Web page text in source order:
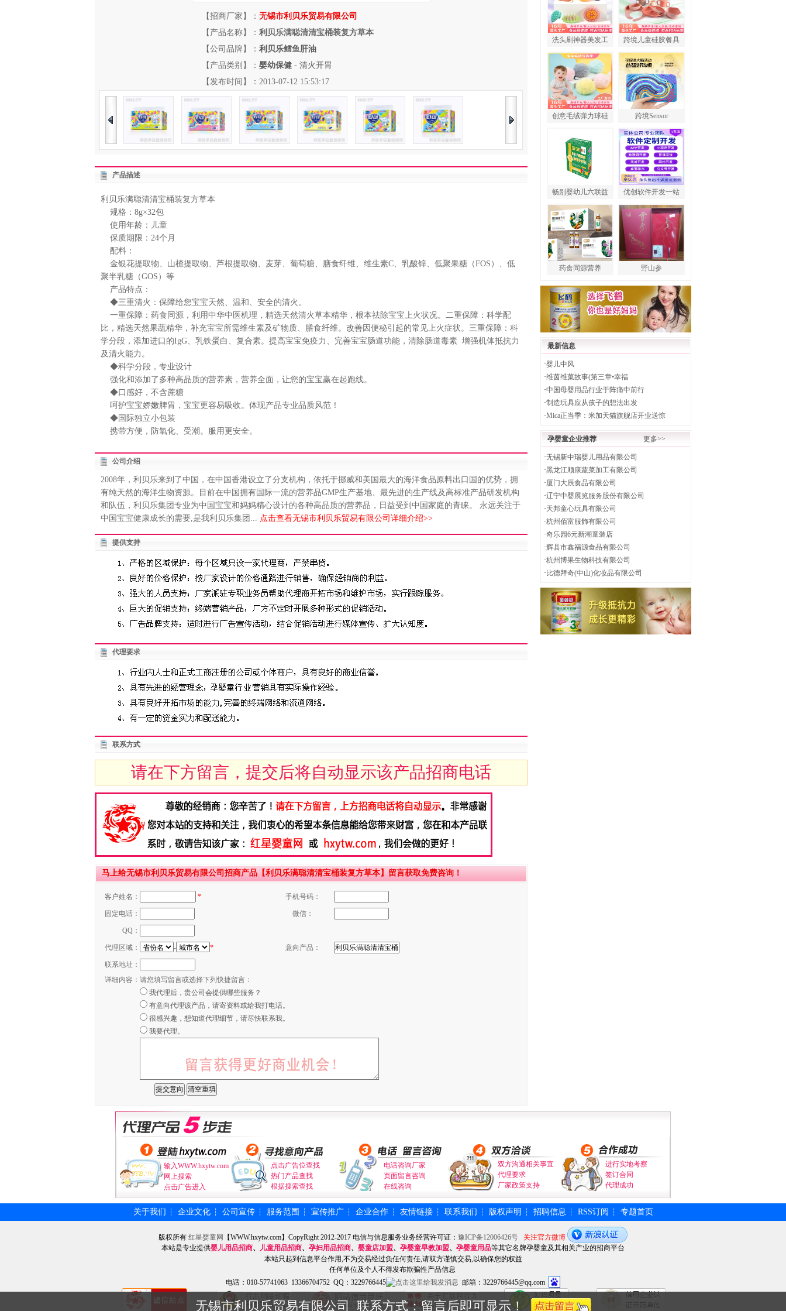
【招商厂家】： 无锡市利贝乐贸易有限公司
【产品名称】： 利贝乐满聪清清宝桶装复方草本
【公司品牌】： 利贝乐鳕鱼肝油
【产品类别】： 婴幼保健 - 清火开胃
【发布时间】：2013-07-12 15:53:17
产品描述
利贝乐满聪清清宝桶装复方草本
规格：8g×32包
使用年龄：儿童
保质期限：24个月
配料：
金银花提取物、山楂提取物、芦根提取物、麦芽、葡萄糖、膳食纤维、维生素C、乳酸锌、低聚果糖（FOS）、低
聚半乳糖（GOS）等
产品特点：
◆三重清火：保障给您宝宝天然、温和、安全的清火。
一重保障：药食同源，利用中华中医机理，精选天然清火草本精华，根本祛除宝宝上火状况。二重保障：科学配
比，精选天然果蔬精华，补充宝宝所需维生素及矿物质、膳食纤维。改善因便秘引起的常见上火症状。三重保障：科
学分段，添加进口的IgG、乳铁蛋白、复合素。提高宝宝免疫力、完善宝宝肠道功能，清除肠道毒素 增强机体抵抗力
及清火能力。
◆科学分段，专业设计
强化和添加了多种高品质的营养素，营养全面，让您的宝宝赢在起跑线。
◆口感好，不含蔗糖
呵护宝宝娇嫩脾胃，宝宝更容易吸收。体现产品专业品质风范！
◆国际独立小包装
携带方便，防氧化、受潮。服用更安全。
公司介绍
2008年，利贝乐来到了中国，在中国香港设立了分支机构，依托于挪威和美国最大的海洋食品原料出口国的优势，拥
有纯天然的海洋生物资源。目前在中国拥有国际一流的营养品GMP生产基地、最先进的生产线及高标准产品研发机构
和队伍，利贝乐集团专业为中国宝宝和妈妈精心设计的各种高品质的营养品，日益受到中国家庭的青睐。 永远关注于
中国宝宝健康成长的需要,是我利贝乐集团... 点击查看无锡市利贝乐贸易有限公司详细介绍>>
提供支持
代理要求
联系方式
请在下方留言，提交后将自动显示该产品招商电话
马上给无锡市利贝乐贸易有限公司招商产品【利贝乐满聪清清宝桶装复方草本】留言获取免费咨询！
客户姓名： * 手机号码：
固定电话： 微信：
QQ：
代理区域： - * 意向产品：
联系地址：
详细内容： 请您填写留言或选择下列快捷留言：
我代理后，贵公司会提供哪些服务？
有意向代理该产品，请寄资料或给我打电话。
很感兴趣，想知道代理细节，请尽快联系我。
我要代理。
洗头刷神器美发工 跨境儿童硅胶餐具
创意毛绒弹力球硅 跨境Sensor
畅别婴幼儿六联益 优创软件开发一站
药食同源营养 野山参
最新信息
·婴儿中风
·维茵维菓故事(第三章•幸福
·中国母婴用品行业于阵痛中前行
·制造玩具应从孩子的想法出发
·Mica正当季：米加天猫旗舰店开业送惊
孕婴童企业推荐 更多>>
·无锡新中瑞婴儿用品有限公司
·黑龙江顺康蔬菜加工有限公司
·厦门大辰食品有限公司
·辽宁中婴展览服务股份有限公司
·天邦童心玩具有限公司
·杭州佰富服飾有限公司
·奇乐园6元新潮童装店
·辉县市鑫福源食品有限公司
·杭州博果生物科技有限公司
· 比德拜奇(中山)化妆品有限公司
输入WWW.hxytw.com
网上搜索
点击广告进入
点击广告位查找
热门产品查找
根据搜索查找
电话咨询厂家
页面留言咨询
在线咨询
双方沟通相关事宜
代理要求
厂家政策支持
进行实地考察
签订合同
代理成功
关于我们 ┆ 企业文化 ┆ 公司宣传 ┆ 服务范围 ┆ 宣传推广 ┆ 企业合作 ┆ 友情链接 ┆ 联系我们 ┆ 版权声明 ┆ 招聘信息 ┆ RSS订阅 ┆ 专题首页
版权所有 红星婴童网 【WWW.hxytw.com】CopyRight 2012-2017 电信与信息服务业务经营许可证： 豫ICP备12006426号
关注官方微博
本站是专业提供婴儿用品招商、 儿童用品招商、 孕妇用品招商、 婴童店加盟、 孕婴童早教加盟、 孕婴童用品等其它名牌孕婴童及其相关产业的招商平台
本站只起到信息平台作用,不为交易经过负任何责任,请双方谨慎交易,以确保您的权益
任何单位及个人不得发布欺骗性产品信息
电话：010-57741063 13366704752 QQ：3229766445
邮箱：3229766445@qq.com
无锡市利贝乐贸易有限公司 联系方式：留言后即可显示！